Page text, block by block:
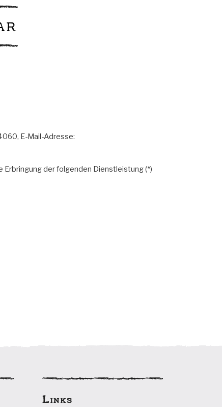
E-Mail-Adresse:
Erbringung der folgenden Dienstleistung (*)
Links